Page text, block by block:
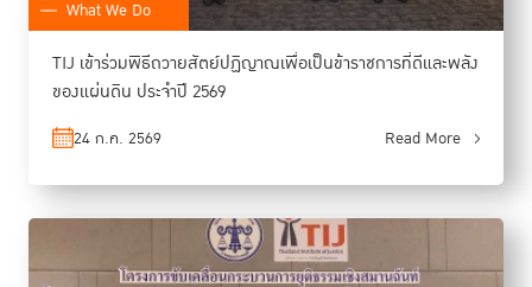
What We Do
TIJ เข้าร่วมพิธีถวายสัตย์ปฏิญาณเพื่อเป็นข้าราชการที่ดีและพลัง
ของแผ่นดิน ประจำปี 2569
24 ก.ค. 2569 Read More